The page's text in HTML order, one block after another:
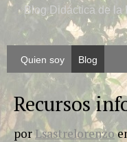
Blog Didáctica de la
Quien soy Blog
Recursos
porLsastrelorenzo